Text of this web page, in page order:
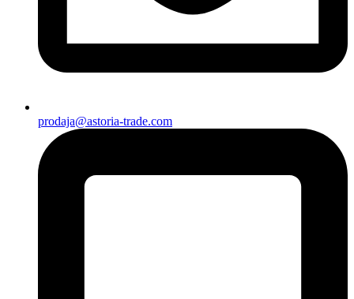
prodaja@astoria-trade.com